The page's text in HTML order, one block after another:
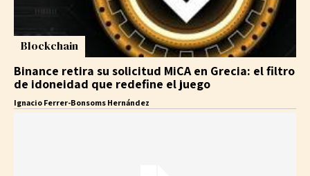
Blockchain
Binance retira su solicitud MiCA en Grecia: el filtro
de idoneidad que redefine el juego
Ignacio Ferrer-Bonsoms Hernández